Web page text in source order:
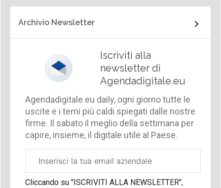
Archivio Newsletter
Iscriviti alla
newsletter di
Agendadigitale.eu
Agendadigitale.eu daily, ogni giorno tutte le
uscite e i temi più caldi spiegati dalle nostre
firme. Il sabato il meglio della settimana per
capire, insieme, il digitale utile al Paese.
aziendale
Cliccando su "ISCRIVITI ALLA NEWSLETTER",